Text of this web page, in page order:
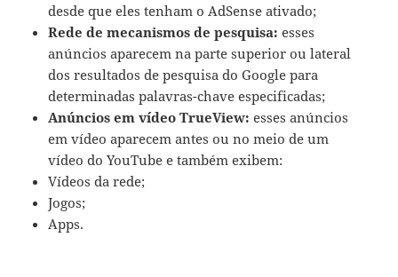
desde que eles tenham o AdSense ativado;
Rede de mecanismos de pesquisa: esses
anúncios aparecem na parte superior ou lateral
dos resultados de pesquisa do Google para
determinadas palavras-chave especificadas;
Anúncios em vídeo TrueView: esses anúncios
em vídeo aparecem antes ou no meio de um
vídeo do YouTube e também exibem:
Vídeos da rede;
Jogos;
Apps.